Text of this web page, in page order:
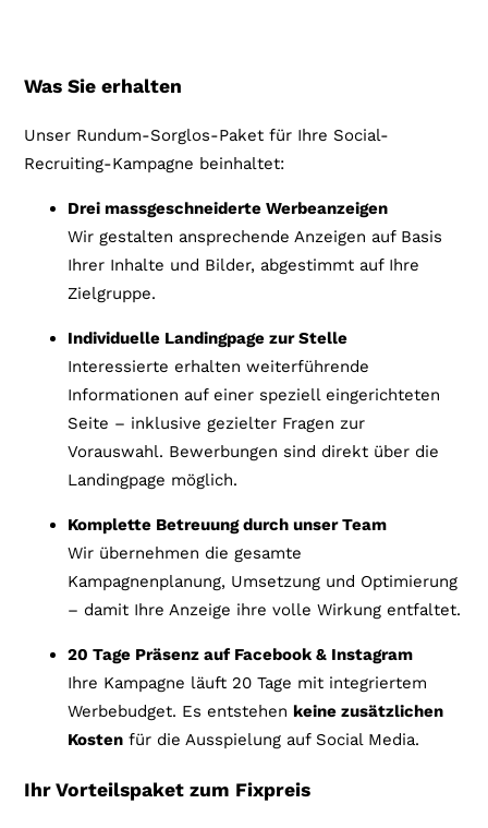
Was Sie erhalten
Unser Rundum-Sorglos-Paket für Ihre Social-
Recruiting-Kampagne beinhaltet:
Drei massgeschneiderte Werbeanzeigen
Wir gestalten ansprechende Anzeigen auf Basis
Ihrer Inhalte und Bilder, abgestimmt auf Ihre
Zielgruppe.
Individuelle Landingpage zur Stelle
Interessierte erhalten weiterführende
Informationen auf einer speziell eingerichteten
Seite – inklusive gezielter Fragen zur
Vorauswahl. Bewerbungen sind direkt über die
Landingpage möglich.
Komplette Betreuung durch unser Team
Wir übernehmen die gesamte
Kampagnenplanung, Umsetzung und Optimierung
– damit Ihre Anzeige ihre volle Wirkung entfaltet.
20 Tage Präsenz auf Facebook & Instagram
Ihre Kampagne läuft 20 Tage mit integriertem
Werbebudget. Es entstehenkeine zusätzlichen
Kosten für die Ausspielung auf Social Media.
Ihr Vorteilspaket zum Fixpreis